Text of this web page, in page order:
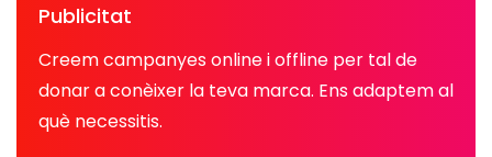
Publicitat
Creem campanyes online i offline per tal de
donar a conèixer la teva marca. Ens adaptem al
què necessitis.